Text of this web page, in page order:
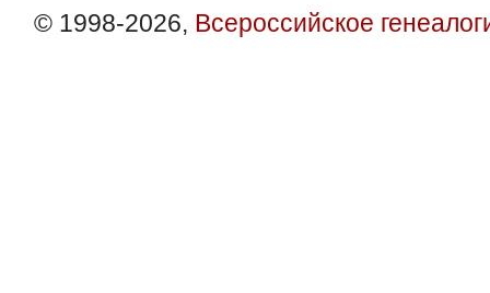
© 1998-2026, Всероссийское